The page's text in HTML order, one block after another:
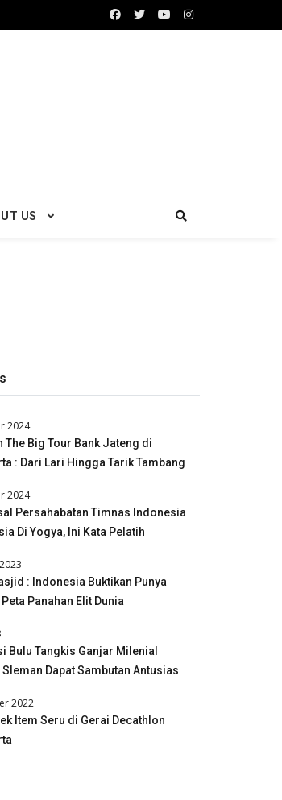
US
2024
The Big Tour Bank Jateng di
: Dari Lari Hingga Tarik Tambang
2024
Persahabatan Timnas Indonesia
Di Yogya, Ini Kata Pelatih
: Indonesia Buktikan Punya
Panahan Elit Dunia
Bulu Tangkis Ganjar Milenial
Dapat Sambutan Antusias
2022
Item Seru di Gerai Decathlon